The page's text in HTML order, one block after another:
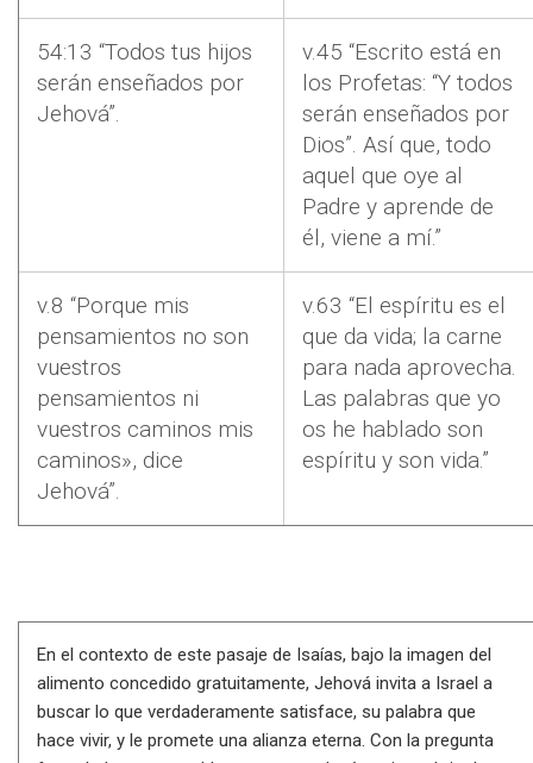
54:13 “Todos tus hijos
serán enseñados por
Jehová”.
v.45 “Escrito está en
los Profetas: “Y todos
serán enseñados por
Dios”. Así que, todo
aquel que oye al
Padre y aprende de
él, viene a mí.”
v.8 “Porque mis
pensamientos no son
vuestros
pensamientos ni
vuestros caminos mis
caminos», dice
Jehová”.
v.63 “El espíritu es el
que da vida; la carne
para nada aprovecha.
Las palabras que yo
os he hablado son
espíritu y son vida.”
En el contexto de este pasaje de Isaías, bajo la imagen del
alimento concedido gratuitamente, Jehová invita a Israel a
buscar lo que verdaderamente satisface, su palabra que
hace vivir, y le promete una alianza eterna. Con la pregunta